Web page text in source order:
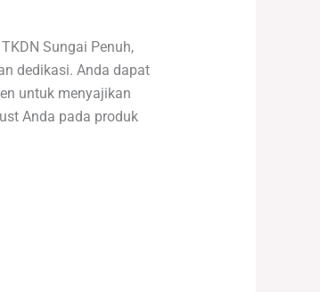
Sungai Penuh,
dedikasi. Anda dapat
untuk menyajikan
Anda pada produk